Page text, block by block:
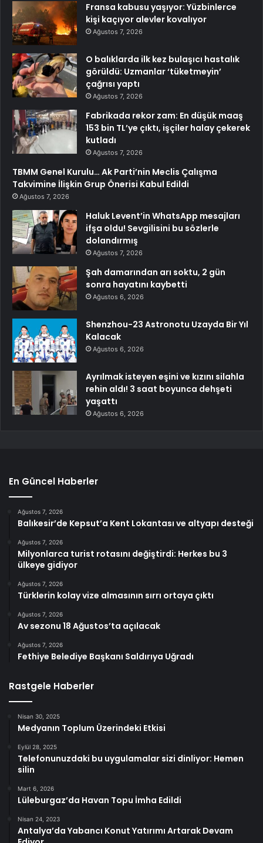
Fransa kabusu yaşıyor: Yüzbinlerce
kişi kaçıyor alevler kovalıyor
Ağustos 7, 2026
O balıklarda ilk kez bulaşıcı hastalık
görüldü: Uzmanlar ‘tüketmeyin’
çağrısı yaptı
Ağustos 7, 2026
Fabrikada rekor zam: En düşük maaş
153 bin TL’ye çıktı, işçiler halay çekerek
kutladı
Ağustos 7, 2026
TBMM Genel Kurulu… Ak Parti’nin Meclis Çalışma
Takvimine İlişkin Grup Önerisi Kabul Edildi
Ağustos 7, 2026
Haluk Levent’in WhatsApp mesajları
ifşa oldu! Sevgilisini bu sözlerle
dolandırmış
Ağustos 7, 2026
Şah damarından arı soktu, 2 gün
sonra hayatını kaybetti
Ağustos 6, 2026
Shenzhou-23 Astronotu Uzayda Bir Yıl
Kalacak
Ağustos 6, 2026
Ayrılmak isteyen eşini ve kızını silahla
rehin aldı! 3 saat boyunca dehşeti
yaşattı
Ağustos 6, 2026
En Güncel Haberler
Ağustos 7, 2026
Balıkesir’de Kepsut’a Kent Lokantası ve altyapı desteği
Ağustos 7, 2026
Milyonlarca turist rotasını değiştirdi: Herkes bu 3
ülkeye gidiyor
Ağustos 7, 2026
Türklerin kolay vize almasının sırrı ortaya çıktı
Ağustos 7, 2026
Av sezonu 18 Ağustos’ta açılacak
Ağustos 7, 2026
Fethiye Belediye Başkanı Saldırıya Uğradı
Rastgele Haberler
Nisan 30, 2025
Medyanın Toplum Üzerindeki Etkisi
Eylül 28, 2025
Telefonunuzdaki bu uygulamalar sizi dinliyor: Hemen
silin
Mart 6, 2026
Lüleburgaz’da Havan Topu İmha Edildi
Nisan 24, 2023
Antalya’da Yabancı Konut Yatırımı Artarak Devam